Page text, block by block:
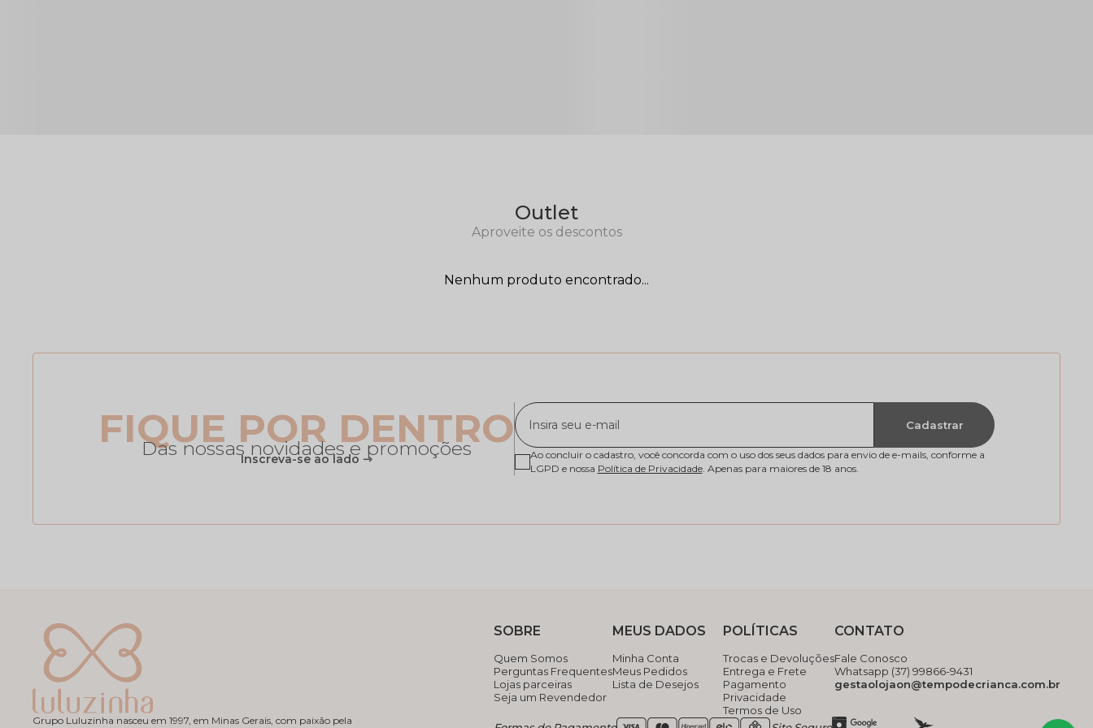
Outlet
Aproveite os descontos
Nenhum produto encontrado...
FIQUE POR DENTRO
Das nossas novidades e promoções
Inscreva-se ao lado ⇾
Cadastrar
Ao concluir o cadastro, você concorda com o uso dos seus dados para envio de e-mails, conforme a
LGPD e nossa Política de Privacidade. Apenas para maiores de 18 anos.
Grupo Luluzinha nasceu em 1997, em Minas Gerais, com paixão pela
SOBRE
Quem Somos
Perguntas Frequentes
Lojas parceiras
Seja um Revendedor
MEUS DADOS
Minha Conta
Meus Pedidos
Lista de Desejos
POLÍTICAS
Trocas e Devoluções
Entrega e Frete
Pagamento
Privacidade
Termos de Uso
CONTATO
Fale Conosco
Whatsapp (37) 99866-9431
gestaolojaon@tempodecrianca.com.br